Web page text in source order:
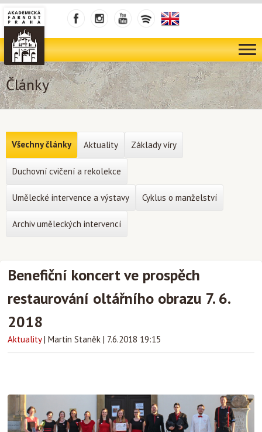
Články
Benefiční koncert ve prospěch
restaurování oltářního obrazu 7. 6.
2018
Aktuality | Martin Staněk | 7.6.2018 19:15
Všechny články Aktuality Základy víry
Duchovní cvičení a rekolekce
Umělecké intervence a výstavy Cyklus o manželství
Archiv uměleckých intervencí